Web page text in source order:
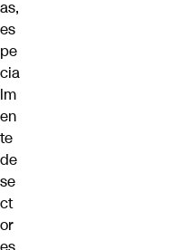
as,
es
pe
cia
lm
en
te
de
se
ct
or